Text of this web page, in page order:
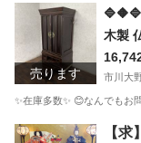
千葉 市川市 市川
江東区 フィットネス
売ります
木製
経卓
市川大
✨在庫多数✨ 😊なんでも
千葉 市川市 市川
【